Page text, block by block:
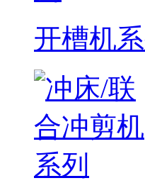
开槽机系